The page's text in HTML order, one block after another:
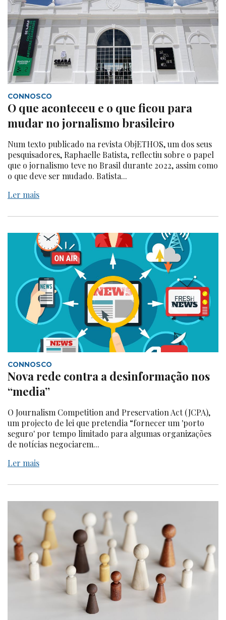
CONNOSCO
O que aconteceu e o que ficou para
mudar no jornalismo brasileiro
Num texto publicado na revista ObjETHOS, um dos seus
pesquisadores, Raphaelle Batista, reflectiu sobre o papel
que o jornalismo teve no Brasil durante 2022, assim como
o que deve ser mudado. Batista...
Ler mais
CONNOSCO
Nova rede contra a desinformação nos
“media”
O Journalism Competition and Preservation Act (JCPA),
um projecto de lei que pretendia “fornecer um 'porto
seguro' por tempo limitado para algumas organizações
de notícias negociarem...
Ler mais